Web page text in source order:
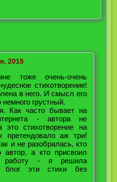
2015
тоже очень-очень
стихотворение!
в него. И смысл его
немного грустный.
Как часто бывает на
- автора не
это стихотворение на
претендовало аж три!
и не разобралась, кто
автор, а кто присвоил
работу - я решила
блог эти стихи без